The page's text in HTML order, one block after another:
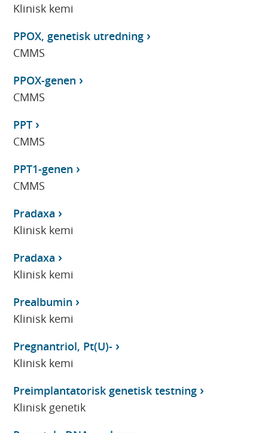
Klinisk kemi
PPOX, genetisk utredning
CMMS
PPOX-genen
CMMS
PPT
CMMS
PPT1-genen
CMMS
Pradaxa
Klinisk kemi
Pradaxa
Klinisk kemi
Prealbumin
Klinisk kemi
Pregnantriol, Pt(U)-
Klinisk kemi
Preimplantatorisk genetisk testning
Klinisk genetik